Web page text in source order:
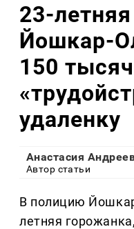
23-
Йошкар-
150
удаленку
Анастасия
Автор статьи
В полицию
летняя